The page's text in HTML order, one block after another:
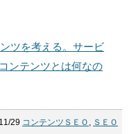
ツを考える。サービ
ンテンツとは何なの
29 コンテンツＳＥＯ , ＳＥＯ